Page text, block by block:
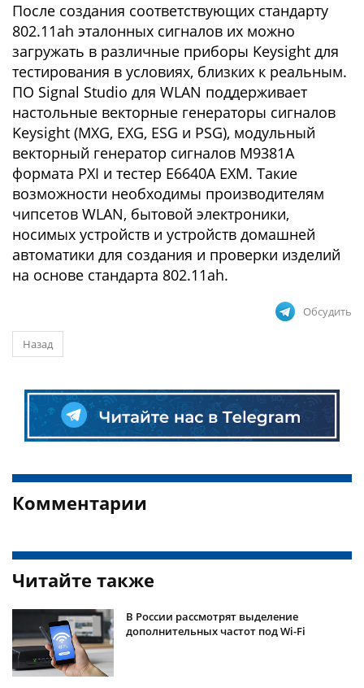
После создания соответствующих стандарту
802.11ah эталонных сигналов их можно
загружать в различные приборы Keysight для
тестирования в условиях, близких к реальным.
ПО Signal Studio для WLAN поддерживает
настольные векторные генераторы сигналов
Keysight (MXG, EXG, ESG и PSG), модульный
векторный генератор сигналов M9381A
формата PXI и тестер E6640A EXM. Такие
возможности необходимы производителям
чипсетов WLAN, бытовой электроники,
носимых устройств и устройств домашней
автоматики для создания и проверки изделий
на основе стандарта 802.11ah.
Обсудить
Назад
Комментарии
Читайте также
В России рассмотрят выделение
дополнительных частот под Wi-Fi